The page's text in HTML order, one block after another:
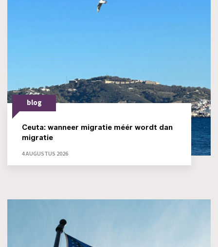
blog
Ceuta: wanneer migratie méér wordt dan
migratie
4 AUGUSTUS 2026